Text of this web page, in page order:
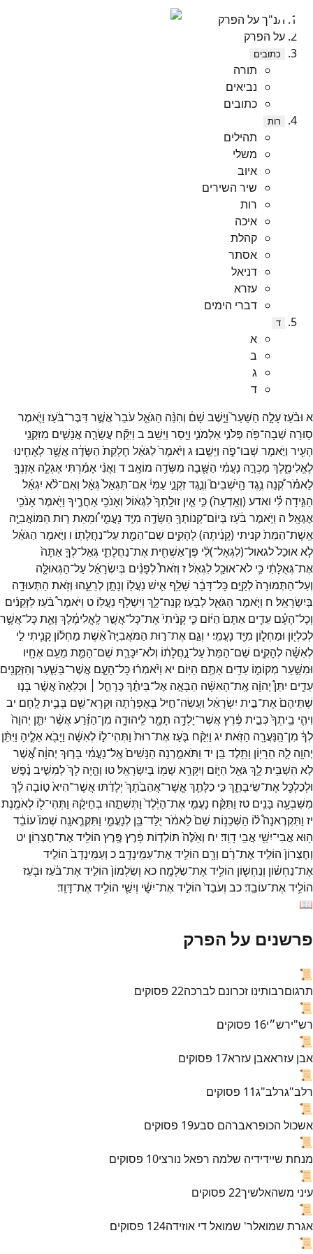
תנ"ך על הפרק
על הפרק
כתובים
תורה
נביאים
כתובים
רות
תהילים
משלי
איוב
שיר השירים
רות
איכה
קהלת
אסתר
דניאל
עזרא
דברי הימים
ד
א
ב
ג
ד
א וּבֹ֨עַזעָלָ֣ה הַשַּׁעַר֮ וַיֵּ֣שֶׁב שָׁם֒ וְהִנֵּ֨ה הַגֹּאֵ֤לעֹבֵר֙אֲשֶׁ֣רדִּבֶּר־בֹּ֔עַז וַיֹּ֛אמֶר
ס֥וּרָה שְׁבָה־פֹּ֖ה פְּלֹנִ֣י אַלְמֹנִ֑י וַיָּ֖סַר וַיֵּשֵֽׁב׃ ב וַיִּקַּ֞ח עֲשָׂרָ֧ה אֲנָשִׁ֛ים מִזִּקְנֵ֥י
הָעִ֖יר וַיֹּ֣אמֶר שְׁבוּ־פֹ֑ה וַיֵּשֵֽׁבוּ׃ג וַיֹּ֙אמֶר֙לַגֹּאֵ֔ל חֶלְקַת֙ הַשָּׂדֶ֔ה אֲשֶׁ֥רלְאָחִ֖ינוּ
לֶאֱלִימֶ֑לֶךְ מָכְרָ֣ה נָעֳמִ֔י הַשָּׁ֖בָה מִשְּׂדֵ֥ה מוֹאָֽב׃ד וַאֲנִ֨י אָמַ֜רְתִּי אֶגְלֶ֧ה אָזְנְךָ֣
לֵאמֹ֗רקְ֠נֵה נֶ֥גֶד הַֽיֹּשְׁבִים֮ וְנֶ֣גֶדזִקְנֵ֣י עַמִּי֒אִם־תִּגְאַל֙גְּאָ֔ל וְאִם־לֹ֨א יִגְאַ֜ל
הַגִּ֣ידָה לִּ֗י ואדע(וְאֵֽדְעָה֙)כִּ֣י אֵ֤ין זוּלָֽתְךָ֙לִגְא֔וֹל וְאָנֹכִ֖י אַחֲרֶ֑יךָ וַיֹּ֖אמֶראָנֹכִ֥י
אֶגְאָֽל׃ ה וַיֹּ֣אמֶר בֹּ֔עַז בְּיוֹם־קְנוֹתְךָ֥ הַשָּׂדֶ֖ה מִיַּ֣ד נָעֳמִ֑י וּ֠מֵאֵת ר֣וּת הַמּוֹאֲבִיָּ֤ה
אֵֽשֶׁת־הַמֵּת֙קניתי (קָנִ֔יתָה)לְהָקִ֥ים שֵׁם־הַמֵּ֖תעַל־נַחֲלָתֽוֹ׃ ו וַיֹּ֣אמֶר הַגֹּאֵ֗ל
לֹ֤אאוּכַל֙לגאול־(לִגְאָל־)לִ֔י פֶּן־אַשְׁחִ֖יתאֶת־נַחֲלָתִ֑י גְּאַל־לְךָ֤אַתָּה֙
אֶת־גְּאֻלָּתִ֔י כִּ֥י לֹא־אוּכַ֖ללִגְאֹֽל׃ז וְזֹאת֩לְפָנִ֨ים בְּיִשְׂרָאֵ֜לעַל־הַגְּאוּלָּ֤ה
וְעַל־הַתְּמוּרָה֙לְקַיֵּ֣ם כָּל־דָּבָ֔ר שָׁלַ֥ף אִ֛ישׁ נַעֲל֖וֹ וְנָתַ֣ן לְרֵעֵ֑הוּ וְזֹ֥את הַתְּעוּדָ֖ה
בְּיִשְׂרָאֵֽל׃ ח וַיֹּ֧אמֶר הַגֹּאֵ֛ללְבֹ֖עַזקְנֵה־לָ֑ךְ וַיִּשְׁלֹ֖ף נַעֲלֽוֹ׃ ט וַיֹּאמֶר֩ בֹּ֨עַזלַזְּקֵנִ֜ים
וְכָל־הָעָ֗ם עֵדִ֤ים אַתֶּם֙ הַיּ֔וֹם כִּ֤י קָנִ֙יתִי֙אֶת־כָּל־אֲשֶׁ֣רלֶֽאֱלִימֶ֔לֶךְ וְאֵ֛תכָּל־אֲשֶׁ֥ר
לְכִלְי֖וֹן וּמַחְל֑וֹן מִיַּ֖ד נָעֳמִֽי׃ י וְגַ֣ם אֶת־ר֣וּת הַמֹּאֲבִיָּה֩אֵ֨שֶׁת מַחְל֜וֹן קָנִ֧יתִי לִ֣י
לְאִשָּׁ֗ה לְהָקִ֤ים שֵׁם־הַמֵּת֙עַל־נַ֣חֲלָת֔וֹ וְלֹא־יִכָּרֵ֧ת שֵׁם־הַמֵּ֛ת מֵעִ֥ם אֶחָ֖יו
וּמִשַּׁ֣עַר מְקוֹמ֑וֹ עֵדִ֥ים אַתֶּ֖ם הַיּֽוֹם׃ יא וַיֹּ֨אמְר֜וּכָּל־הָעָ֧ם אֲשֶׁר־בַּשַּׁ֛עַר וְהַזְּקֵנִ֖ים
עֵדִ֑ים יִתֵּן֩ יְהוָ֨ה אֶֽת־הָאִשָּׁ֜ה הַבָּאָ֣ה אֶל־בֵּיתֶ֗ךָכְּרָחֵ֤ל ׀ וּכְלֵאָה֙אֲשֶׁ֨ר בָּנ֤וּ
שְׁתֵּיהֶם֙אֶת־בֵּ֣ית יִשְׂרָאֵ֔ל וַעֲשֵׂה־חַ֣יִל בְּאֶפְרָ֔תָה וּקְרָא־שֵׁ֖ם בְּבֵ֥יתלָֽחֶם׃ יב
וִיהִ֤י בֵֽיתְךָ֙כְּבֵ֣ית פֶּ֔רֶץאֲשֶׁר־יָלְדָ֥ה תָמָ֖רלִֽיהוּדָ֑ה מִן־הַזֶּ֗רַעאֲשֶׁ֨ר יִתֵּ֤ן יְהוָה֙
לְךָ֔ מִן־הַֽנַּעֲרָ֖ה הַזֹּֽאת׃ יג וַיִּקַּ֨ח בֹּ֤עַזאֶת־רוּת֙ וַתְּהִי־ל֣וֹ לְאִשָּׁ֔ה וַיָּבֹ֖אאֵלֶ֑יהָ וַיִּתֵּ֨ן
יְהוָ֥ה לָ֛הּ הֵרָי֖וֹן וַתֵּ֥לֶד בֵּֽן׃ יד וַתֹּאמַ֤רְנָה הַנָּשִׁים֙אֶֽל־נָעֳמִ֔י בָּר֣וּךְ יְהוָ֔ה אֲ֠שֶׁר
לֹ֣א הִשְׁבִּ֥יתלָ֛ךְגֹּאֵ֖ל הַיּ֑וֹם וְיִקָּרֵ֥א שְׁמ֖וֹ בְּיִשְׂרָאֵֽל׃טו וְהָ֤יָה לָךְ֙לְמֵשִׁ֣יב נֶ֔פֶשׁ
וּלְכַלְכֵּ֖לאֶת־שֵׂיבָתֵ֑ךְכִּ֣י כַלָּתֵ֤ךְאֲ‍ֽשֶׁר־אֲהֵבַ֙תֶךְ֙ יְלָדַ֔תּוּאֲשֶׁר־הִיא֙ט֣וֹבָה לָ֔ךְ
מִשִּׁבְעָ֖ה בָּנִֽים׃ טז וַתִּקַּ֨ח נָעֳמִ֤י אֶת־הַיֶּ֙לֶד֙ וַתְּשִׁתֵ֣הוּ בְחֵיקָ֔הּ וַתְּהִי־ל֖וֹ לְאֹמֶֽנֶת׃
יז וַתִּקְרֶאנָה֩ל֨וֹ הַשְּׁכֵנ֥וֹת שֵׁם֙לֵאמֹ֔ר יֻלַּד־בֵּ֖ן לְנָעֳמִ֑י וַתִּקְרֶ֤אנָֽה שְׁמוֹ֙עוֹבֵ֔ד
ה֥וּאאֲבִי־יִשַׁ֖י אֲבִ֥י דָוִֽד׃ יח וְאֵ֙לֶּה֙ תּוֹלְד֣וֹת פָּ֔רֶץ פֶּ֖רֶץ הוֹלִ֥ידאֶת־חֶצְרֽוֹן׃ יט
וְחֶצְרוֹן֙ הוֹלִ֣ידאֶת־רָ֔ם וְרָ֖ם הוֹלִ֥ידאֶת־עַמִּֽינָדָֽב׃כ וְעַמִּֽינָדָב֙ הוֹלִ֣יד
אֶת־נַחְשׁ֔וֹן וְנַחְשׁ֖וֹן הוֹלִ֥ידאֶת־שַׂלְמָֽה׃ כא וְשַׂלְמוֹן֙ הוֹלִ֣ידאֶת־בֹּ֔עַז וּבֹ֖עַז
הוֹלִ֥ידאֶת־עוֹבֵֽד׃כב וְעֹבֵד֙ הוֹלִ֣ידאֶת־יִשָׁ֔י וְיִשַׁ֖י הוֹלִ֥ידאֶת־דָּוִֽד׃
📖
פרשנים על הפרק
📜
תרגוםרבותינו זכרונם לברכה22 פסוקים
📜
רש"ירש״י16 פסוקים
📜
אבן עזראאבן עזרא17 פסוקים
📜
רלב"גרלב"ג11 פסוקים
📜
אשכול הכופראברהם סבע19 פסוקים
📜
מנחת שיידידיה שלמה רפאל נורצי10 פסוקים
📜
עיני משהאלשיך22 פסוקים
📜
אגרת שמואלר' שמואל די אוזידה124 פסוקים
📜